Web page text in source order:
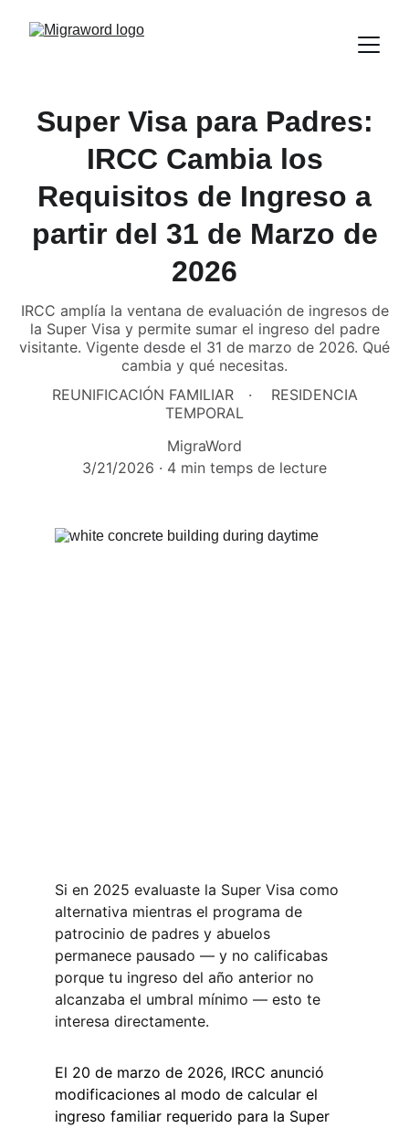
Super Visa para Padres:
IRCC Cambia los
Requisitos de Ingreso a
partir del 31 de Marzo de
2026
IRCC amplía la ventana de evaluación de ingresos de
la Super Visa y permite sumar el ingreso del padre
visitante. Vigente desde el 31 de marzo de 2026. Qué
cambia y qué necesitas.
REUNIFICACIÓN FAMILIAR
RESIDENCIA
TEMPORAL
MigraWord
3/21/2026
4 min temps de lecture
Si en 2025 evaluaste la Super Visa como
alternativa mientras el programa de
patrocinio de padres y abuelos
permanece pausado — y no calificabas
porque tu ingreso del año anterior no
alcanzaba el umbral mínimo — esto te
interesa directamente.
El 20 de marzo de 2026, IRCC anunció
modificaciones al modo de calcular el
ingreso familiar requerido para la Super